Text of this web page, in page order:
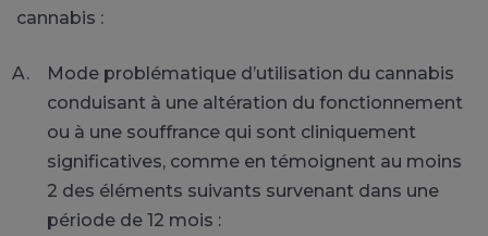
cannabis :
Mode problématique d’utilisation du cannabis
conduisant à une altération du fonctionnement
ou à une souffrance qui sont cliniquement
significatives, comme en témoignent au moins
2 des éléments suivants survenant dans une
période de 12 mois :